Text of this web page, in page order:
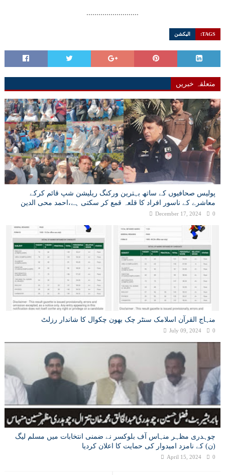
..........................
TAGS: الیکشن
متعلقہ خبریں
پولیس صحافیوں کے ساتھ بہترین ورکنگ ریلیشن شپ قائم کرکے
معاشرے کے ناسور افراد کا قلعہ قمع کر سکتی ہے،احمد محی الدین
December 17, 2024 0
منہاج القرآن اسلامک سنٹر چک بھون چکوال کا شاندار رزلٹ
July 09, 2024 0
چوہدری مظہر منہاس آف بلوکسر نے ضمنی انتخابات میں مسلم لیگ
(ن) کے نامزد امیدوار کی حمایت کا اعلان کردیا
April 15, 2024 0